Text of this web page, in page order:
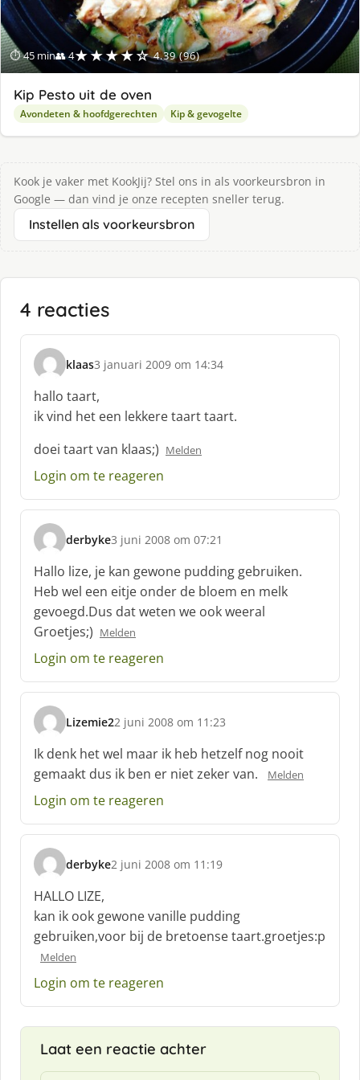
⏱ 45 min👥 4★★★★☆ 4.39 (96)
Kip Pesto uit de oven
Avondeten & hoofdgerechten Kip & gevogelte
Kook je vaker met KookJij? Stel ons in als voorkeursbron in
Google — dan vind je onze recepten sneller terug.
Instellen als voorkeursbron
4 reacties
klaas
s
c
h
r
e
f
3 januari 2009 om 14:34
hallo taart,
ik vind het een lekkere taart taart.
doei taart van klaas;) Melden
Login om te reageren
derbyke
s
c
h
r
e
e
:
3 juni 2008 om 07:21
Hallo lize, je kan gewone pudding gebruiken.
Heb wel een eitje onder de bloem en melk
gevoegd.Dus dat weten we ook weeral
Groetjes;) Melden
Login om te reageren
Lizemie2
s
c
h
r
e
f
2 juni 2008 om 11:23
Ik denk het wel maar ik heb hetzelf nog nooit
gemaakt dus ik ben er niet zeker van.
Melden
Login om te reageren
derbyke
s
c
h
r
e
:
2 juni 2008 om 11:19
HALLO LIZE,
kan ik ook gewone vanille pudding
gebruiken,voor bij de bretoense taart.groetjes:p
Melden
Login om te reageren
Laat een reactie achter